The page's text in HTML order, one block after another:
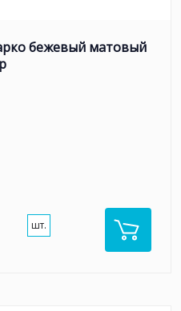
бежевый матовый
шт.